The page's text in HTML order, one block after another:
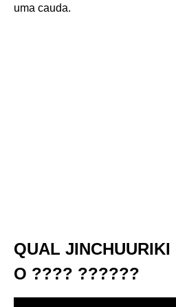
uma cauda.
QUAL JINCHUURIKI
O ???? ??????